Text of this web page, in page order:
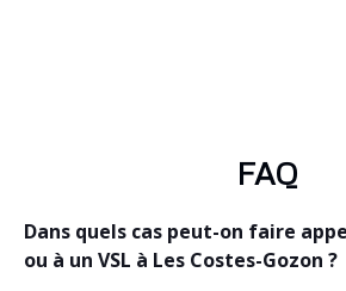
FAQ
Dans quels cas peut-on faire
ou à un VSL à Les Costes-Gozon ?